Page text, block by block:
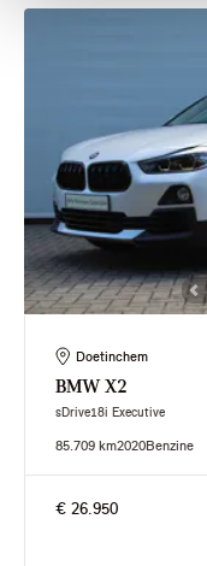
Doetinchem
BMW X2
sDrive18i Executive
85.709 km2020Benzine
€ 26.950